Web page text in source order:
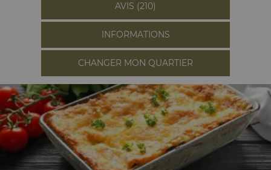
AVIS (210)
INFORMATIONS
CHANGER MON QUARTIER